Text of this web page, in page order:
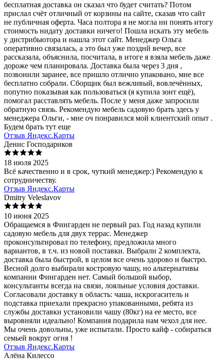
бесплатная доставка он сказал что будет считать? Потом
прислал счёт отличный от корзины на сайте, сказав что сайт
не публичная оферта. Часа полтора я не могла ни понять итогу
стоимость нидату доставки ничего! Пошла искать эту мебель
у дистрибьютора и нашла этот сайт. Менеджер Ольга
оперативно связалась, а это был уже позднй вечер, все
рассказала, объяснила, посчитала, в итоге я взяла мебель даже
дороже чем планировала. Доставка была через 3 дня ,
позвонили заранее, все пришло отлично упаковано, мне все
бесплатно собрали. Сборщик был вежливый, вовлечённых,
попутно показывая как пользоваться (я купила зонт ещё),
помогал расставлять мебель. После у меня даже запросили
обратную связь. Рекомендую мебель садовую брать здесь у
менеджера Ольги, - мне оч понравился мой клиентский опыт .
Будем брать тут еще
Отзыв Яндекс.Карты
Денис Господариков
18 июля 2025
Всё качественно и в срок, чуткий менеджер:) Рекомендую к
сотрудничеству.
Отзыв Яндекс.Карты
Dmitry Veleslavov
10 июня 2025
Обращаемся в Фингарден не первый раз. Год назад купили
садовую мебель для двух террас. Менеджер
проконсультировал по телефону, предложила много
вариантов, в т.ч. из новой поставки. Выбрали 2 комплекта,
доставка была быстрой, в целом все очень здорово и быстро.
Весной долго выбирали костровую чашу, но альтернативы
компании Фингарден нет. Самый большой выбор,
консультанты всегда на связи, лояльные условия доставки.
Согласовали доставку в область: чаша, искрогаситель и
подставка приехали прекрасно упакованными, ребята из
службы доставки установили чашу (80кг) на ее место, все
выровняли идеально! Компания подарила нам чехол для нее.
Мы очень довольны, уже испытали. Просто кайф - собираться
семьей вокруг огня !
Отзыв Яндекс.Карты
Алёна Килессо